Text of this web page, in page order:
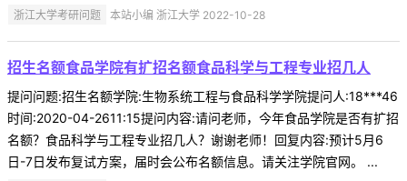
浙江大学考研问题 本站小编 浙江大学 2022-10-28
招生名额食品学院有扩招名额食品科学与工程专业招几人
提问问题:招生名额学院:生物系统工程与食品科学学院提问人:18***46
时间:2020-04-2611:15提问内容:请问老师，今年食品学院是否有扩招
名额？食品科学与工程专业招几人？谢谢老师！回复内容:预计5月6
日-7日发布复试方案，届时会公布名额信息。请关注学院官网。 ...